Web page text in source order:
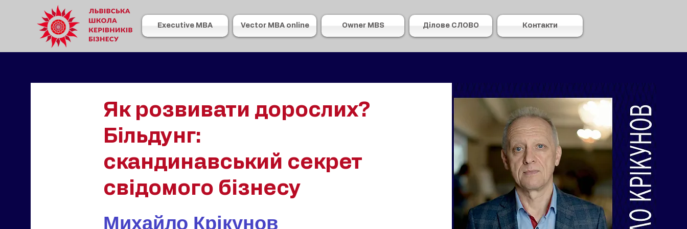
Executive MBA Vector MBA online Owner MBS Ділове СЛОВО Контакти
Як розвивати дорослих?
Більдунг:
скандинавський секрет
свідомого бізнесу
Михайло Крікунов